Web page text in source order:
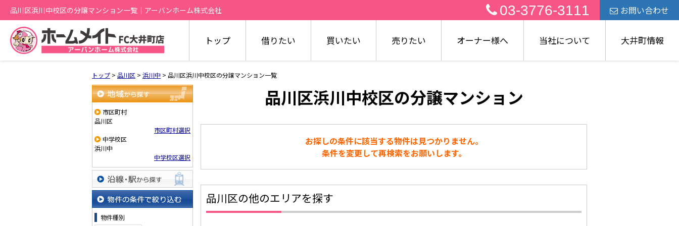
品川区浜川中校区の分譲マンション一覧｜アーバンホーム株式会社 03-3776-3111 お問い合わせ
トップ 借りたい 買いたい 売りたい オーナー様へ 当社について 大井町情報
トップ > 品川区 > 浜川中 > 品川区浜川中校区の分譲マンション一覧
地域から探す
市区町村
品川区
市区町村選択
中学校区
浜川中
中学校区選択
沿線・駅から探す
物件の条件で絞り込む
物件種別
品川区浜川中校区の分譲マンション
お探しの条件に該当する物件は見つかりません。
条件を変更して再検索をお願いします。
品川区の他のエリアを探す